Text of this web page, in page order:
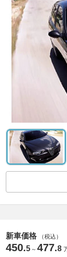
新車価格 （税込）
450.5 ～ 477.8